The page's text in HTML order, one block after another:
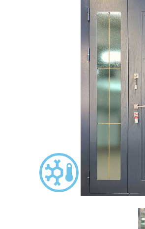
(13)
С выдавленным рисунком
С металлобагетом (571)
С геометрическим рисунком
С реечным дизайном(29)